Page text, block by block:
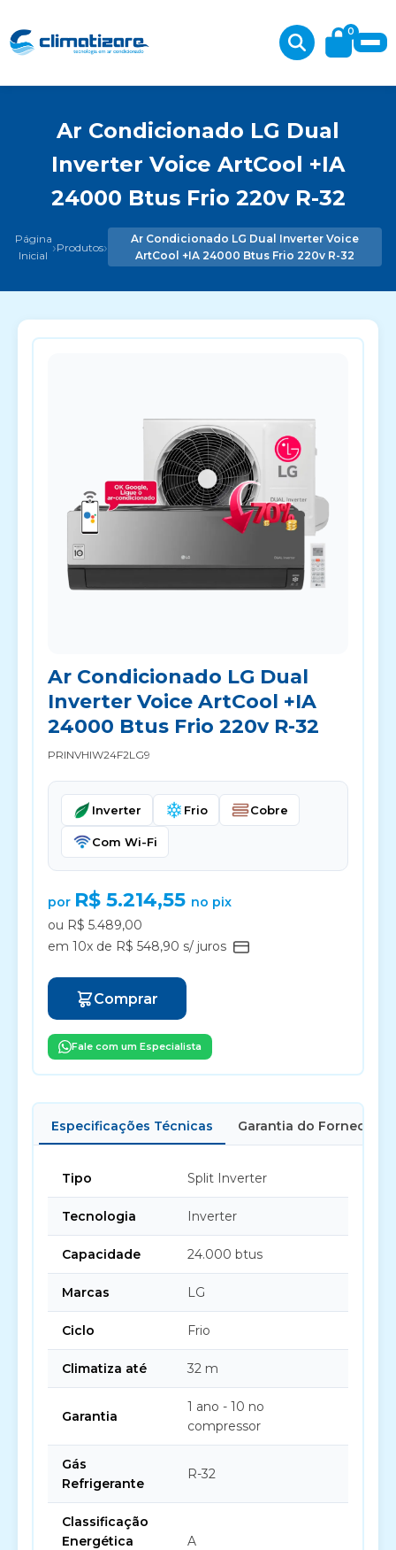
0
Ar Condicionado LG Dual
Inverter Voice ArtCool +IA
24000 Btus Frio 220v R-32
Página
Inicial ›Produtos›
Ar Condicionado LG Dual Inverter Voice
ArtCool +IA 24000 Btus Frio 220v R-32
Ar Condicionado LG Dual
Inverter Voice ArtCool +IA
24000 Btus Frio 220v R-32
PRINVHIW24F2LG9
Inverter Frio Cobre
Com Wi-Fi
por R$ 5.214,55 no pix
ou R$ 5.489,00
em 10x de R$ 548,90 s/ juros
Comprar
Fale com um Especialista
Especificações Técnicas Garantia do Fornecedor
Tipo Split Inverter
Tecnologia Inverter
Capacidade 24.000 btus
Marcas LG
Ciclo Frio
Climatiza até 32 m
Garantia
1 ano - 10 no
compressor
Gás
Refrigerante
R-32
Classificação
Energética
A